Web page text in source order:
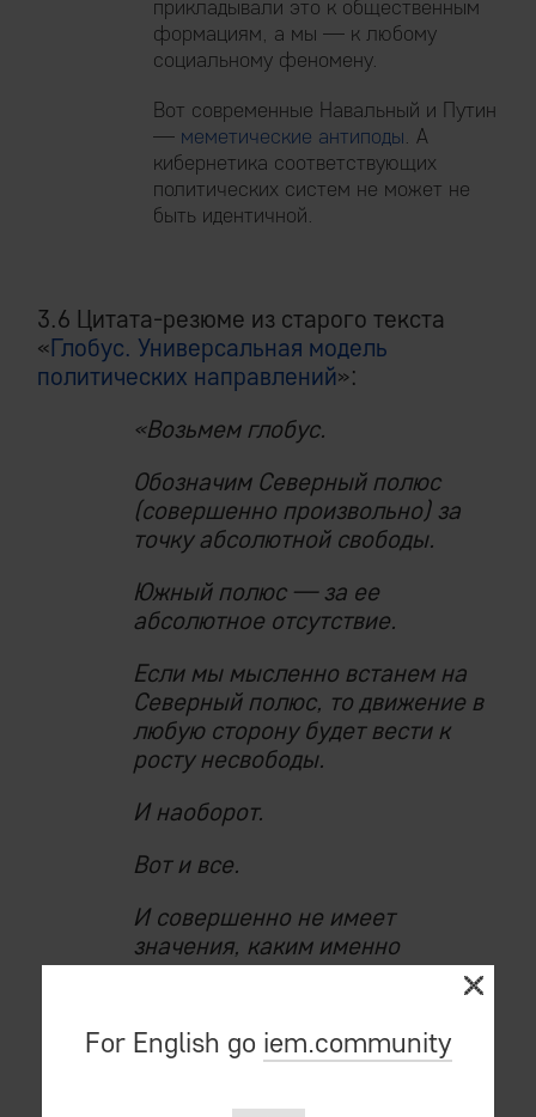
прикладывали это к общественным
формациям, а мы — к любому
социальному феномену.
Вот современные Навальный и Путин
— меметические антиподы. А
кибернетика соответствующих
политических систем не может не
быть идентичной.
3.6 Цитата-резюме из старого текста
«Глобус. Универсальная модель
политических направлений»:
«Возьмем глобус.
Обозначим Северный полюс
(совершенно произвольно) за
точку абсолютной свободы.
Южный полюс — за ее
абсолютное отсутствие.
Если мы мысленно встанем на
Северный полюс, то движение в
любую сторону будет вести к
росту несвободы.
И наоборот.
Вот и все.
И совершенно не имеет
значения, каким именно
меметическим меридианом
(через Африку, Южную Америку
или Австралию) мы будем
отходить от одного полюса и
For English go iem.community